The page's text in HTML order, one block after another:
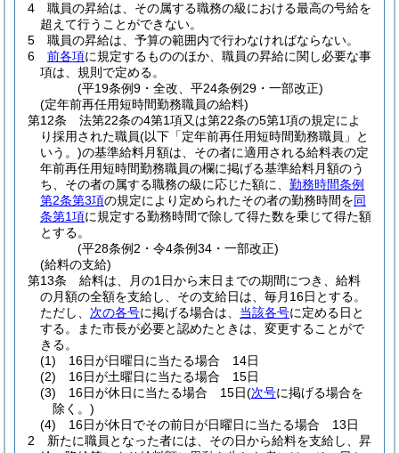
4
職員の昇給は、その属する職務の級における最高の号給を
超えて行うことができない。
5
職員の昇給は、予算の範囲内で行わなければならない。
6
前各項に規定するもののほか、職員の昇給に関し必要な事
項は、規則で定める。
(平19条例9・全改、平24条例29・一部改正)
(定年前再任用短時間勤務職員の給料)
第12条
法第22条の4第1項又は第22条の5第1項の規定によ
り採用された職員(以下「定年前再任用短時間勤務職員」と
いう。)の基準給料月額は、その者に適用される給料表の定
年前再任用短時間勤務職員の欄に掲げる基準給料月額のう
ち、その者の属する職務の級に応じた額に、 勤務時間条例
第2条第3項の規定により定められたその者の勤務時間を同
条第1項に規定する勤務時間で除して得た数を乗じて得た額
とする。
(平28条例2・令4条例34・一部改正)
(給料の支給)
第13条
給料は、月の1日から末日までの期間につき、給料
の月額の全額を支給し、その支給日は、毎月16日とする。
ただし、 次の各号に掲げる場合は、 当該各号に定める日と
する。
また市長が必要と認めたときは、変更することがで
きる。
(1)
16日が日曜日に当たる場合 14日
(2)
16日が土曜日に当たる場合 15日
(3)
16日が休日に当たる場合 15日(次号に掲げる場合を
除く。)
(4)
16日が休日でその前日が日曜日に当たる場合 13日
2
新たに職員となった者には、その日から給料を支給し、昇